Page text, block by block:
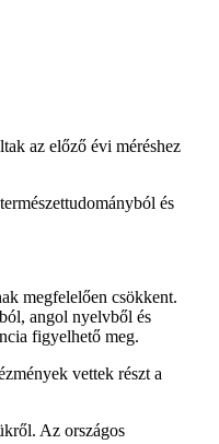
az előző évi méréshez
és
megfelelően csökkent.
angol nyelvből és
figyelhető meg.
vettek részt a
Az országos